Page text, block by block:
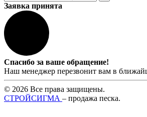
Заявка принята
Спасибо за ваше обращение!
Наш менеджер перезвонит вам в
© 2026 Все права защищены.
СТРОЙСИГМА – продажа песка.